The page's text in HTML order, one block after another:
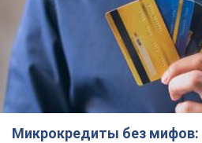
Микрокредиты без мифов: